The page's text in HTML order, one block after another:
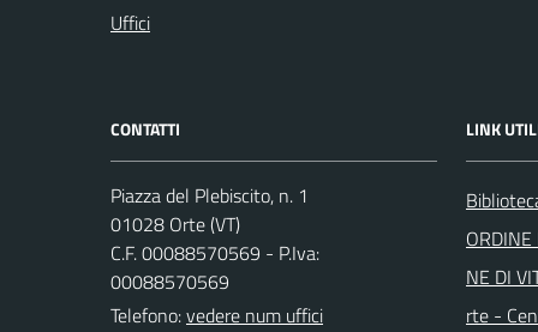
Uffici
CONTATTI
Piazza del Plebiscito, n. 1
01028 Orte (VT)
C.F. 00088570569 - P.Iva:
00088570569
Telefono:vedere num uffici
LINK
NE DI
rte -